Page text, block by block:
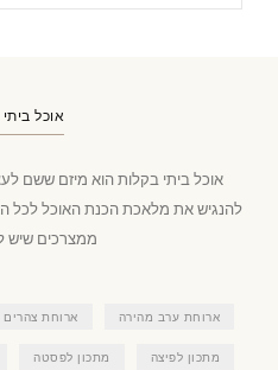
אוכל
אוכל ביתי בקלות הוא מיזם ששם
להנגיש את מלאכת הכנת האוכל לכל
ממצרכים שיש
ארוחת ערב מהירה ארוחת צהרים
מתכון לפיצה מתכון לפסטה